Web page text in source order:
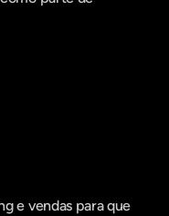
e vendas para que